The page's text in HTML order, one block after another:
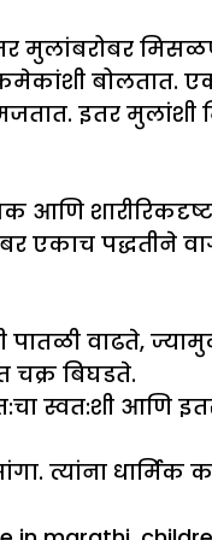
मुलांबरोबर
समजतात. इतर
एकाच
वाढते,
चक्र बिघडते.
स्वत:शी आणि
त्यांना धार्मिक